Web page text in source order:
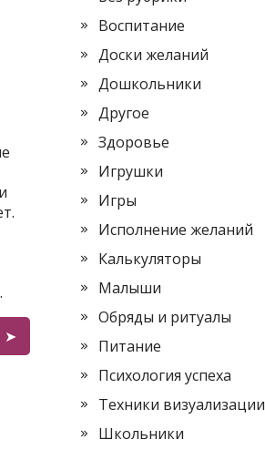
Воспитание
Доски желаний
Дошкольники
Другое
Здоровье
Игрушки
Игры
Исполнение желаний
Калькуляторы
Малыши
Обряды и ритуалы
Питание
Психология успеха
Техники визуализации
Школьники